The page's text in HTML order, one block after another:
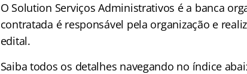
O Solution Serviços Administrativos é a banca
contratada é responsável pela organização e
edital.
Saiba todos os detalhes navegando no índice